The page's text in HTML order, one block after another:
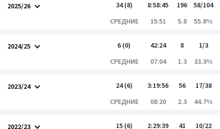
2025/26 34 (8) 8:58:45 196
58/104
СРЕДНИЕ
15:51 5.8 55.8%
2024/25 6 (0) 42:24 8
1/3
СРЕДНИЕ
07:04 1.3 33.3%
2023/24 24 (6) 3:19:56 56
17/38
СРЕДНИЕ
08:20 2.3 44.7%
2022/23 15 (6) 2:29:39 41 10/22